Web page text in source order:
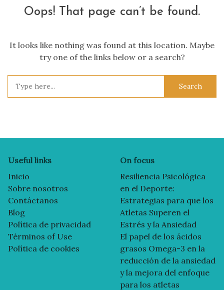
Oops! That page can’t be found.
It looks like nothing was found at this location. Maybe
try one of the links below or a search?
Useful links
Inicio
Sobre nosotros
Contáctanos
Blog
Política de privacidad
Términos of Use
Política de cookies
On focus
Resiliencia Psicológica
en el Deporte:
Estrategias para que los
Atletas Superen el
Estrés y la Ansiedad
El papel de los ácidos
grasos Omega-3 en la
reducción de la ansiedad
y la mejora del enfoque
para los atletas